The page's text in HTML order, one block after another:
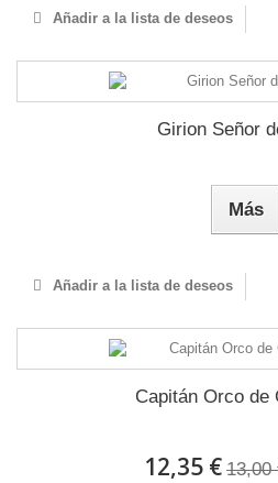
Añadir a la lista de deseos
Girion Señor
Más
Añadir a la lista de deseos
Capitán Orco de
12,35 € 13,00